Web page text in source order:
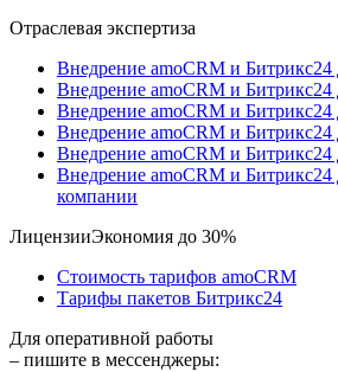
Отраслевая экспертиза
Внедрение amoCRM и Битрикс24
Внедрение amoCRM и Битрикс24
Внедрение amoCRM и Битрикс24
Внедрение amoCRM и
Внедрение amoCRM и
Внедрение amoCRM и Битрикс24
компании
ЛицензииЭкономия до 30%
Стоимость тарифов amoCRM
Тарифы пакетов Битрикс24
Для оперативной работы
– пишите в мессенджеры: